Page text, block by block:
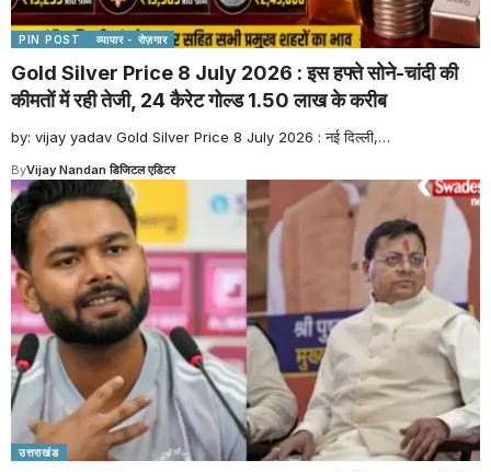
PIN POST व्यापार - रोज़गार
Gold Silver Price 8 July 2026 : इस हफ्ते सोने-चांदी की
कीमतों में रही तेजी, 24 कैरेट गोल्ड 1.50 लाख के करीब
by: vijay yadav Gold Silver Price 8 July 2026 : नई दिल्ली,…
ByVijay Nandan डिजिटल एडिटर
उत्तराखंड